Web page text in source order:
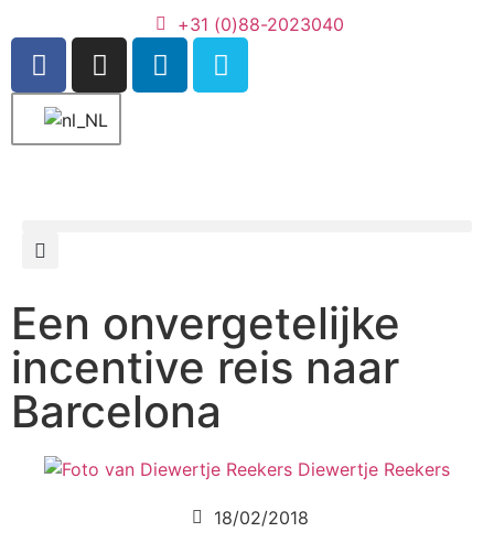
+31 (0)88-2023040
Een onvergetelijke
incentive reis naar
Barcelona
Diewertje Reekers
18/02/2018